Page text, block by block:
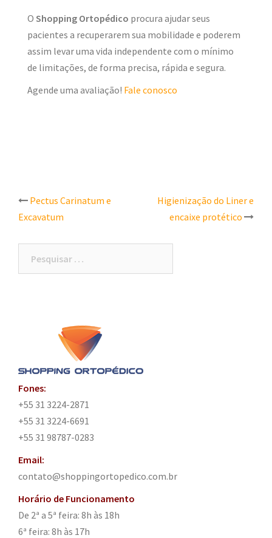
O Shopping Ortopédico procura ajudar seus
pacientes a recuperarem sua mobilidade e poderem
assim levar uma vida independente com o mínimo
de limitações, de forma precisa, rápida e segura.
Agende uma avaliação! Fale conosco
Post
Pectus Carinatum e
Excavatum
Higienização do Liner e
encaixe protético
Fones:
+55 31 3224-2871
+55 31 3224-6691
+55 31 98787-0283
Email:
contato@shoppingortopedico.com.br
Horário de Funcionamento
De 2ª a 5ª feira: 8h às 18h
6ª feira: 8h às 17h